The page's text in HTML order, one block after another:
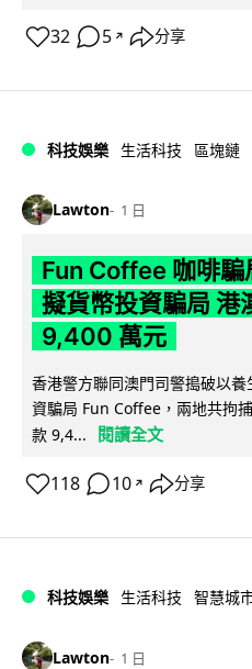
32 5 ↗ 分享
科技娛樂 生活科技 區塊鏈
Lawton 1 日
Fun Coffee 咖啡騙
擬貨幣投資騙局 港
9,400 萬元
香港警方聯同澳門司警搗破以
資騙局 Fun Coffee，兩地共拘
款 9,4...
閱讀全文
118 10 ↗ 分享
科技娛樂 生活科技 智慧城
Lawton 1 日